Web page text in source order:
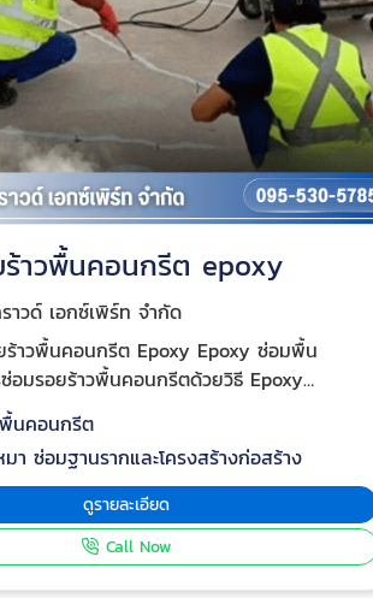
าวพื้นคอนกรีต epoxy
าวด์ เอกซ์เพิร์ท จำกัด
คอนกรีต Epoxy Epoxy ซ่อมพื้น
อมรอยร้าวพื้นคอนกรีตด้วยวิธี Epoxy
พงอย่างที่คิด EPOXY INJECTION ราคา
อนกรีตให้กลับมาเรียบดังเดิม รอยร้าว
าง การขยับตัวของแบบหล่อ
อตัว การเคลื่อนตัวของชั้นดินใต้
: 063-352-7778, 063-352-7878 ราย
นคอนกรีต
มา ซ่อมฐานรากและโครงสร้างก่อสร้าง
ดูรายละเอียด
Call Now